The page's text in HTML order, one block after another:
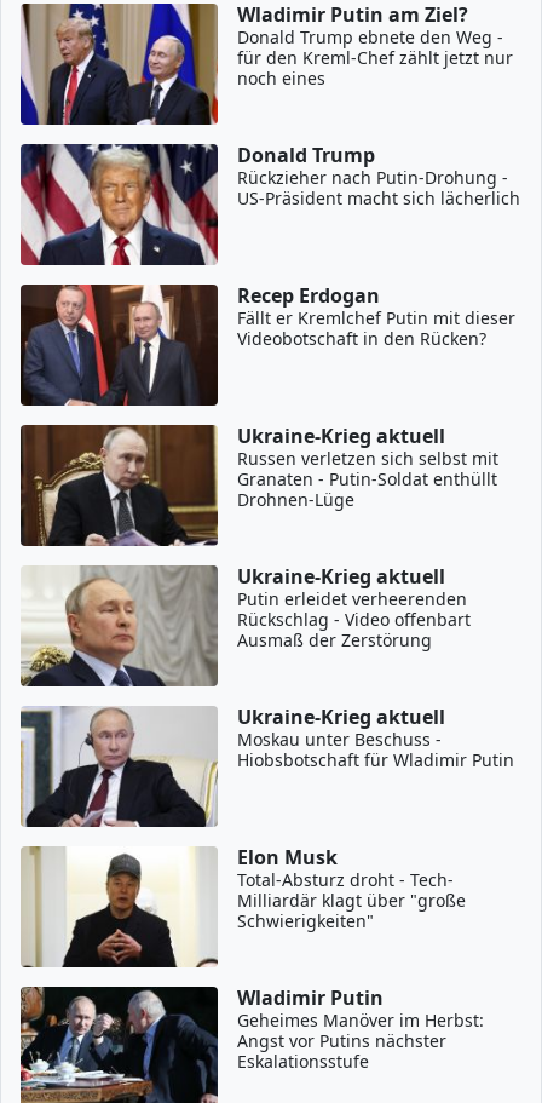
Wladimir Putin am Ziel?
Donald Trump ebnete den Weg -
für den Kreml-Chef zählt jetzt nur
noch eines
Donald Trump
Rückzieher nach Putin-Drohung -
US-Präsident macht sich lächerlich
Recep Erdogan
Fällt er Kremlchef Putin mit dieser
Videobotschaft in den Rücken?
Ukraine-Krieg aktuell
Russen verletzen sich selbst mit
Granaten - Putin-Soldat enthüllt
Drohnen-Lüge
Ukraine-Krieg aktuell
Putin erleidet verheerenden
Rückschlag - Video offenbart
Ausmaß der Zerstörung
Ukraine-Krieg aktuell
Moskau unter Beschuss -
Hiobsbotschaft für Wladimir Putin
Elon Musk
Total-Absturz droht - Tech-
Milliardär klagt über "große
Schwierigkeiten"
Wladimir Putin
Geheimes Manöver im Herbst:
Angst vor Putins nächster
Eskalationsstufe